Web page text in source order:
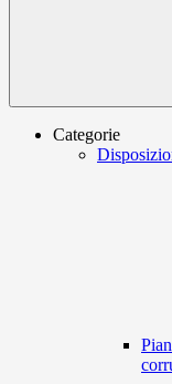
Categorie